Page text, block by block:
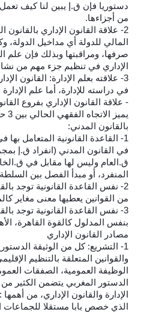
دستوريا فإن ق.إ يبين لنا كيف
من أجزاءها.
2- علاقة القانون الإداري
المالي للدولة أي مداخيل الدولة،
صرفها، ومراقبتها وبذلك فإن علم
الإداري في تنظيم جزء مهم من
3- علاقته بعلم الإدارة: القانون
في دراسته للإدارة، أما علم
- علاقة القانون الإداري بفروع
بالقانون المدني:
1- القاعدة القانونية المتعامل بها
في القانون المدني (انفراد ق.إ
ق.العام وليس لها مقابل في
المنفرد، أو مبدأ الفصل بين
2- نفس القاعدة القانونية توجد
من القوانين يعطيها معنى مغاير
3- نفس القاعدة القانونية توجد
بنفس المدلول كالقوة القاهرة،
مصادر القانون الإداري
1- التشريع: كل من الوثيقة
والقوانين المتعلقة بالتنظيم
الوظيفة العمومية، الصفقات
الدستور المغربي يتضمن الكثير
الذي خصص بابا مستقلا للجماعات